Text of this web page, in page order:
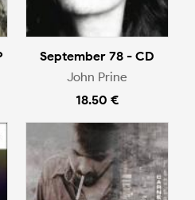
September 78 - CD
John Prine
18.50 €